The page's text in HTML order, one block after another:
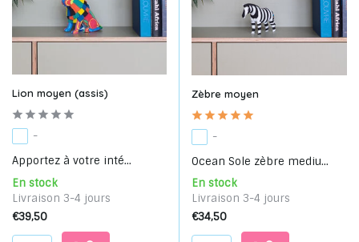
Lion moyen (assis)
-
Apportez à votre inté...
En stock
Livraison 3-4 jours
€39,50
Zèbre moyen
-
Ocean Sole zèbre mediu...
En stock
Livraison 3-4 jours
€34,50